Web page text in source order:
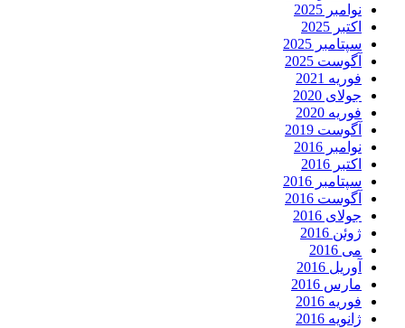
نوامبر 2025
اکتبر 2025
سپتامبر 2025
آگوست 2025
فوریه 2021
جولای 2020
فوریه 2020
آگوست 2019
نوامبر 2016
اکتبر 2016
سپتامبر 2016
آگوست 2016
جولای 2016
ژوئن 2016
می 2016
آوریل 2016
مارس 2016
فوریه 2016
ژانویه 2016